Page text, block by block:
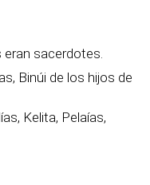
eran sacerdotes.
Binúi de los hijos de
Kelita, Pelaías,